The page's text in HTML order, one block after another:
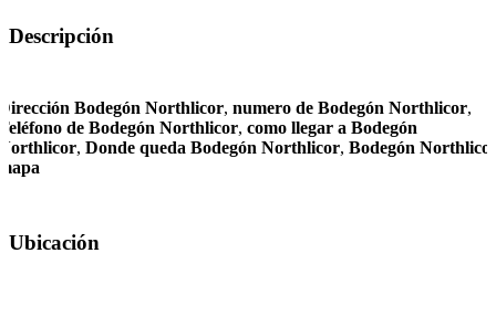
Descripción
Bodegón Northlicor, numero de Bodegón Northlicor,
de Bodegón Northlicor, como llegar a Bodegón
, Donde queda Bodegón Northlicor, Bodegón
Ubicación